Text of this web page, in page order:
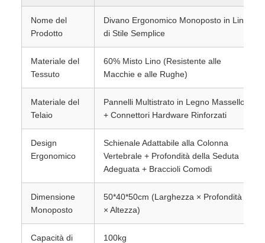
Nome del
Prodotto
Divano Ergonomico Monoposto in Lino
di Stile Semplice
Materiale del
Tessuto
60% Misto Lino (Resistente alle
Macchie e alle Rughe)
Materiale del
Telaio
Pannelli Multistrato in Legno Massello
+ Connettori Hardware Rinforzati
Design
Ergonomico
Schienale Adattabile alla Colonna
Vertebrale + Profondità della Seduta
Adeguata + Braccioli Comodi
Dimensione
Monoposto
50*40*50cm (Larghezza × Profondità
× Altezza)
Capacità di
100kg